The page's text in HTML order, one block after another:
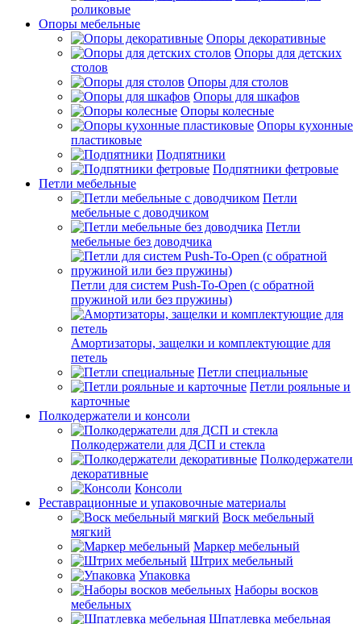
роликовые
Опоры мебельные
Опоры декоративные
Опоры для детских
столов
Опоры для столов
Опоры для шкафов
Опоры колесные
Опоры кухонные
пластиковые
Подпятники
Подпятники фетровые
Петли мебельные
Петли
мебельные с доводчиком
Петли
мебельные без доводчика
Петли для систем Push-To-Open (с обратной
пружиной или без пружины)
Амортизаторы, защелки и комплектующие для
петель
Петли специальные
Петли рояльные и
карточные
Полкодержатели и консоли
Полкодержатели для ДСП и стекла
Полкодержатели
декоративные
Консоли
Реставрационные и упаковочные материалы
Воск мебельный
мягкий
Маркер мебельный
Штрих мебельный
Упаковка
Наборы восков
мебельных
Шпатлевка мебельная